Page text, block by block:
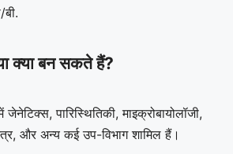
क्या बन सकते हैं?
पारिस्थितिकी, माइक्रोबायोलॉजी,
और अन्य कई उप-विभाग शामिल हैं।